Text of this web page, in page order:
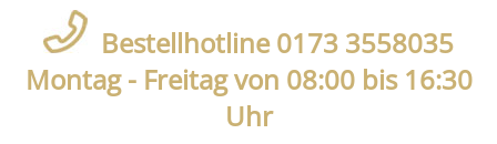
Bestellhotline 0173 3558035
Montag - Freitag von 08:00 bis 16:30
Uhr